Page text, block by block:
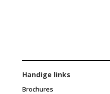
Handige links
Brochures